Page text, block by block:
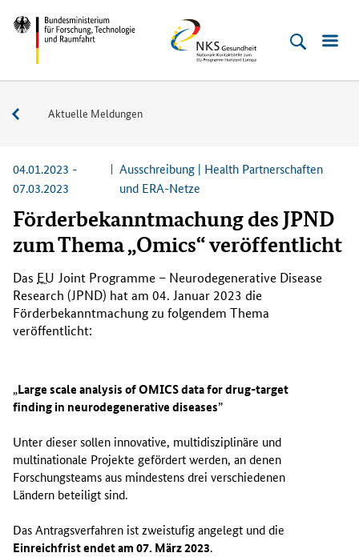
Direkt
zum
Inhalt
(Eingabetaste)
Direkt
zum
Hauptmenu
(Eingabetaste)
Direkt
zur
Suche
(Eingabetaste)
Direkt
zur
Fußleiste
(Enter)
Bundesministerium
und
NKS
Gesundheit
Service
Aktuelle Meldungen
04.01.2023 -
07.03.2023
Ausschreibung | Health Partnerschaften
und ERA-Netze
Förderbekanntmachung des JPND
zum Thema „Omics“ veröffentlicht
Das EU Joint Programme – Neurodegenerative Disease
Research (JPND) hat am 04. Januar 2023 die
Förderbekanntmachung zu folgendem Thema
veröffentlicht:
„Large scale analysis of OMICS data for drug-target
finding in neurodegenerative diseases”
Unter dieser sollen innovative, multidisziplinäre und
multinationale Projekte gefördert werden, an denen
Forschungsteams aus mindestens drei verschiedenen
Ländern beteiligt sind.
Das Antragsverfahren ist zweistufig angelegt und die
Einreichfrist endet am 07. März 2023.